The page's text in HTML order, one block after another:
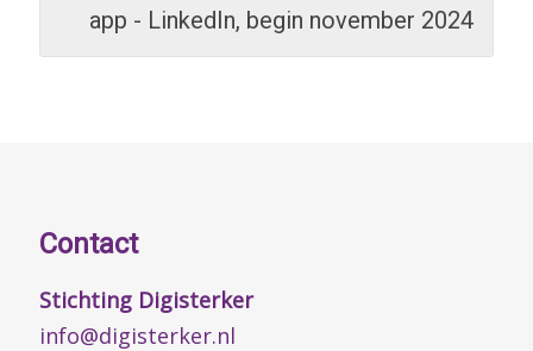
app - LinkedIn, begin november 2024
Contact
Stichting Digisterker
info@digisterker.nl